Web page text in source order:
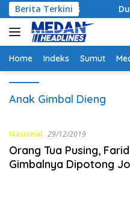
Langsung
ke
konten
Berita Terkini
Strategis Dua Saksi
Home Indeks Sumut
Anak Gimbal Dieng
Nasional 29/12/2019
Orang Tua Pusing,
Gimbalnya Dipotong